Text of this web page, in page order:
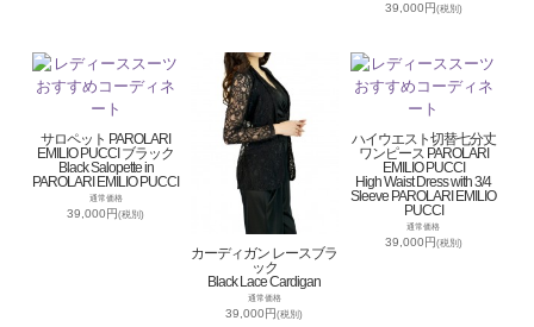
39,000円(税別)
サロペット PAROLARI
EMILIO PUCCI ブラック
Black Salopette in
PAROLARI EMILIO PUCCI
通常価格
39,000円(税別)
カーディガン レースブラ
ック
Black Lace Cardigan
通常価格
39,000円(税別)
ハイウエスト切替七分丈
ワンピース PAROLARI
EMILIO PUCCI
High Waist Dress with 3/4
Sleeve PAROLARI EMILIO
PUCCI
通常価格
39,000円(税別)